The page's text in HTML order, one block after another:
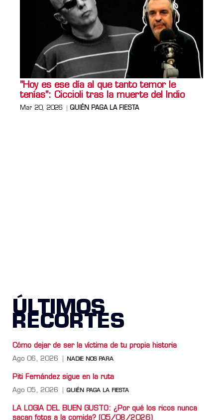
"Hoy es ese día al que tanto temor le
tenías": Ciccioli tras la muerte del Indio
Mar 20, 2026 QUIÉN PAGA LA FIESTA
ÚLTIMOS
RECORTES
Cómo dejar de ser la víctima de tu propia historia
Ago 06, 2026 NADIE NOS PARA
Piti Fernández sigue en la ruta
Ago 05, 2026 QUIÉN PAGA LA FIESTA
LA LOGIA DEL BUEN GUSTO: ¿Por qué los ricos nunca
sacan fotos a la comida? (05/08/2026)